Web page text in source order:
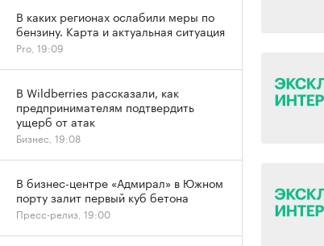
В каких регионах ослабили меры по
бензину. Карта и актуальная ситуация
Pro, 19:09
В Wildberries рассказали, как
предпринимателям подтвердить
ущерб от атак
Бизнес, 19:08
В бизнес-центре «Адмирал» в Южном
порту залит первый куб бетона
Пресс-релиз, 19:00